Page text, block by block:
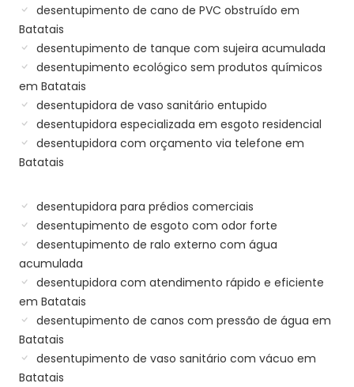
desentupimento de cano de PVC obstruído em
Batatais
desentupimento de tanque com sujeira acumulada
desentupimento ecológico sem produtos químicos
em Batatais
desentupidora de vaso sanitário entupido
desentupidora especializada em esgoto residencial
desentupidora com orçamento via telefone em
Batatais
desentupidora para prédios comerciais
desentupimento de esgoto com odor forte
desentupimento de ralo externo com água
acumulada
desentupidora com atendimento rápido e eficiente
em Batatais
desentupimento de canos com pressão de água em
Batatais
desentupimento de vaso sanitário com vácuo em
Batatais